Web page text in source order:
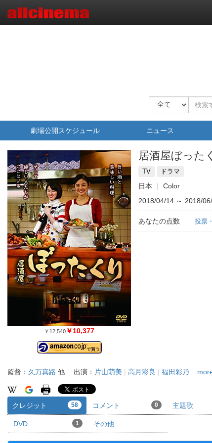
劇場公開スケジュール ニュース
￥12,540 ￥10,377
居酒屋ぼった
TV ドラマ
日本
Color
2018/04/14 ～ 2018/
あなたの点数 投票
監督： 久万真路 他 出演： 片山萌美 | 高月彩良 | 福田彩乃
クレジット 58 コメント 0 主題歌
DVD 1 その他